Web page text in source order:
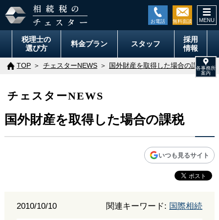
税理士の
選び方
料金プラン スタッフ
採用
情報
TOP チェスターNEWS 国外財産を取得した場合の課税
チェスターNEWS
国外財産を取得した場合の課税
いつも見るサイト
2010/10/10 関連キーワード: 国際相続